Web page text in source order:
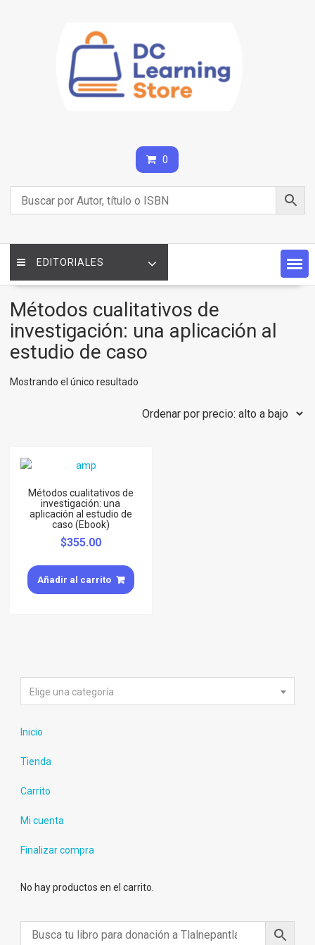
0
EDITORIALES
Métodos cualitativos de
investigación: una aplicación al
estudio de caso
Mostrando el único resultado
Métodos cualitativos de
investigación: una
aplicación al estudio de
caso (Ebook)
$355.00
Añadir al carrito
Elige una categoría
Inicio
Tienda
Carrito
Mi cuenta
Finalizar compra
No hay productos en el carrito.